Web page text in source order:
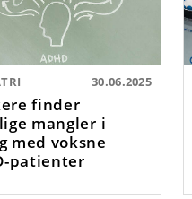
30.06.2025
finder
mangler i
med voksne
patienter